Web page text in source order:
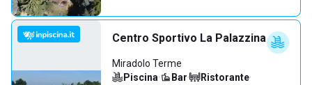
Centro Sportivo La Palazzina
Miradolo Terme
Piscina· Bar· Ristorante·